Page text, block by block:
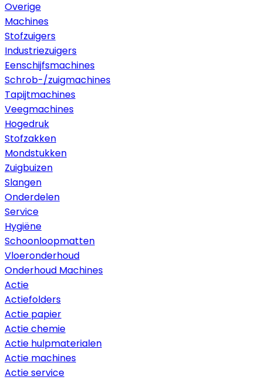
Overige
Machines
Stofzuigers
Industriezuigers
Eenschijfsmachines
Schrob-/zuigmachines
Tapijtmachines
Veegmachines
Hogedruk
Stofzakken
Mondstukken
Zuigbuizen
Slangen
Onderdelen
Service
Hygiëne
Schoonloopmatten
Vloeronderhoud
Onderhoud Machines
Actie
Actiefolders
Actie papier
Actie chemie
Actie hulpmaterialen
Actie machines
Actie service